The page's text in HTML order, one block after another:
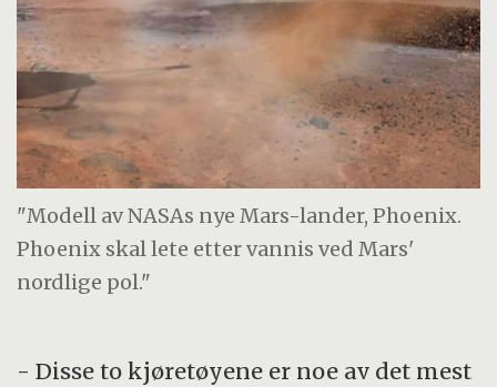
"Modell av NASAs nye Mars-lander, Phoenix.
Phoenix skal lete etter vannis ved Mars'
nordlige pol."
- Disse to kjøretøyene er noe av det mest